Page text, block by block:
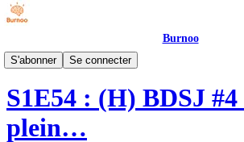
Burnoo
S'abonner
Se connecter
Phantasia - Podcast
S1E54 : (H) BDSJ
plein…